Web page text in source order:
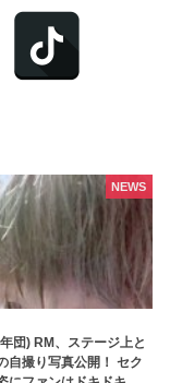
団) RM、ステージ上と
自撮り写真公開！ セク
NEWS